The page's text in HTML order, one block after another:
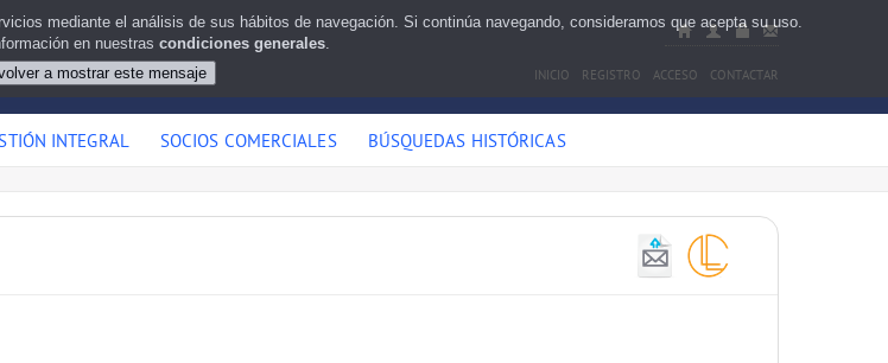
INICIO REGISTRO ACCESO CONTACTAR
INTEGRAL SOCIOS COMERCIALES BÚSQUEDAS HISTÓRICAS
mediante el análisis de sus hábitos de navegación. Si continúa navegando, consideramos que acepta su uso.
en nuestras condiciones generales.